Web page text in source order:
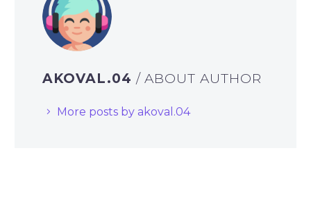
AKOVAL.04 / ABOUT AUTHOR
More posts by akoval.04